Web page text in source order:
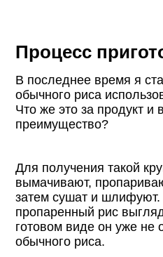
Процесс
В последнее время я
обычного риса
Что же это за продукт и
преимущество?
Для получения такой
вымачивают,
затем сушат и шлифуют.
пропаренный рис
готовом виде он уже не
обычного риса.